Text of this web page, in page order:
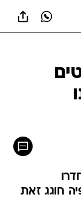
חוגג זאת